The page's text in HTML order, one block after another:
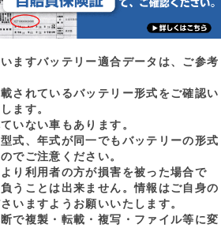
ますバッテリー適合データは、ご参考
されているバッテリー形式をご確認い
ます。
いない車もあります。
式、年式が同一でもバッテリーの形式
でご注意ください。
り利用者の方が損害を被った場合で
うことは出来ません。情報はご自身の
いますようお願いいたします。
で複製・転載・複写・ファイル等に変